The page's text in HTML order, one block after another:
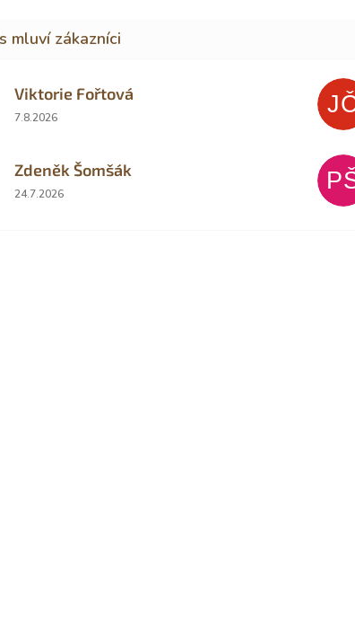
Viktorie Fořtová
Hodnocení obchodu je 2 z 5 hvězdiček.
7.8.2026
Zdeněk Šomšák
Hodnocení obchodu je 5 z 5 hvězdiček.
24.7.2026